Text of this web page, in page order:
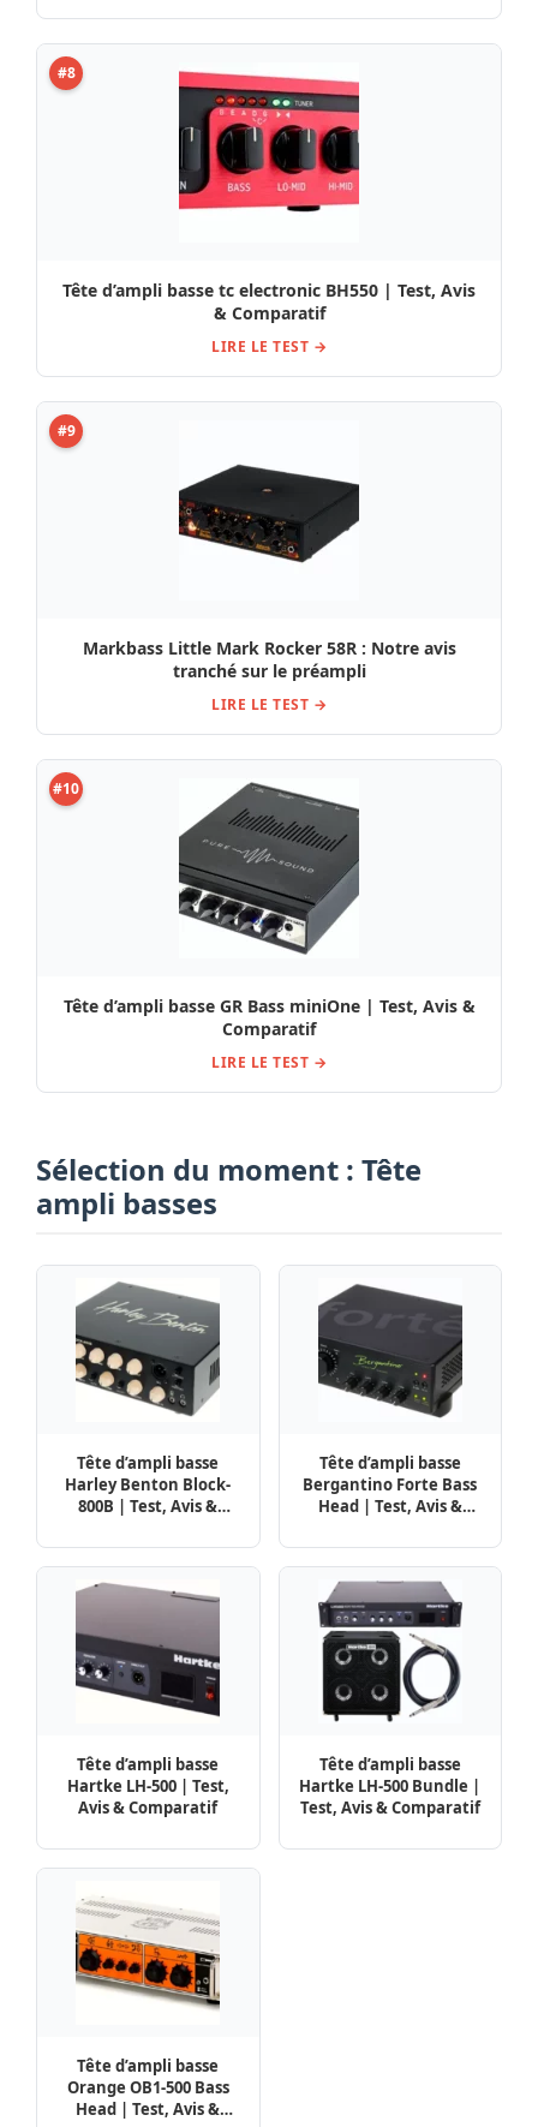
#8
Tête d’ampli basse tc electronic BH550 | Test, Avis
& Comparatif
LIRE LE TEST →
#9
Markbass Little Mark Rocker 58R : Notre avis
tranché sur le préampli
LIRE LE TEST →
#10
Tête d’ampli basse GR Bass miniOne | Test, Avis &
Comparatif
LIRE LE TEST →
Sélection du moment : Tête
ampli basses
Tête d’ampli basse
Harley Benton Block-
800B | Test, Avis &
Tête d’ampli basse
Bergantino Forte Bass
Head | Test, Avis &
Tête d’ampli basse
Hartke LH-500 | Test,
Avis & Comparatif
Tête d’ampli basse
Hartke LH-500 Bundle |
Test, Avis & Comparatif
Tête d’ampli basse
Orange OB1-500 Bass
Head | Test, Avis &